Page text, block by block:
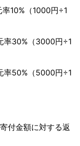
10%（1000円÷1
率30%（3000円÷1
率50%（5000円÷1
付金額に対する返